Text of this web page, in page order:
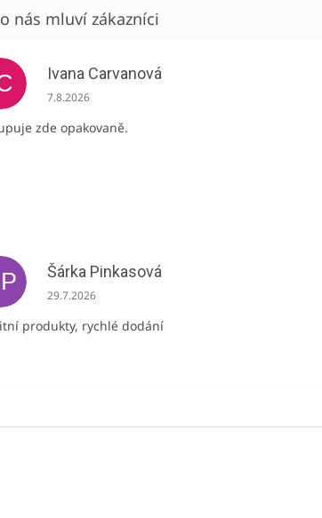
Ivana Carvanová
Hodnocení obchodu je 5 z 5 hvězdiček.
7.8.2026
zde opakovaně.
Šárka Pinkasová
Hodnocení obchodu je 5 z 5 hvězdiček.
29.7.2026
produkty, rychlé dodání